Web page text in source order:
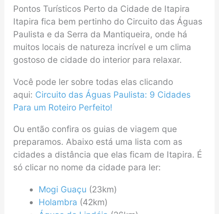
Pontos Turísticos Perto da Cidade de Itapira
Itapira fica bem pertinho do Circuito das Águas
Paulista e da Serra da Mantiqueira, onde há
muitos locais de natureza incrível e um clima
gostoso de cidade do interior para relaxar.
Você pode ler sobre todas elas clicando
aqui: Circuito das Águas Paulista: 9 Cidades
Para um Roteiro Perfeito!
Ou então confira os guias de viagem que
preparamos. Abaixo está uma lista com as
cidades a distância que elas ficam de Itapira. É
só clicar no nome da cidade para ler:
Mogi Guaçu (23km)
Holambra (42km)